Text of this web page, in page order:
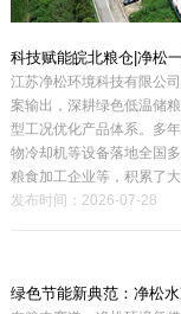
科技赋能皖北粮仓|净松
江苏净松环境科技有限公
案输出，深耕绿色低温储
型工况优化产品体系。多
物冷却机等设备落地全国
粮食加工企业等，积累了
发布时间：2026-07-28
绿色节能新典范：净松